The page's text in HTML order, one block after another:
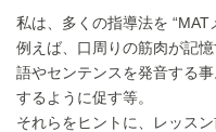
私は、多くの指導法を “MAT
例えば、口周りの筋肉が記
語やセンテンスを発音する
するように促す等。
それらをヒントに、レッス